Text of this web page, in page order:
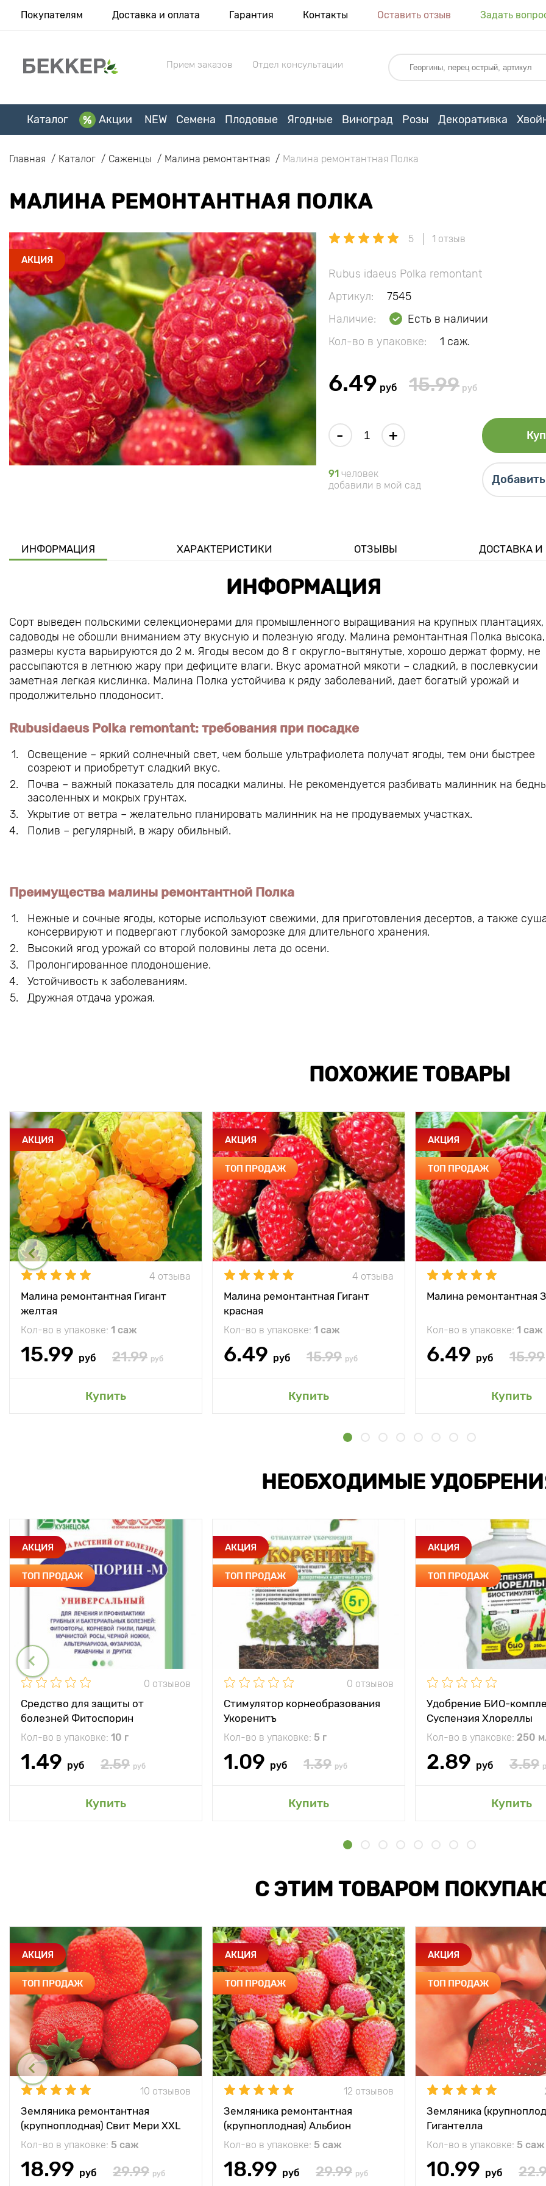
Покупателям Доставка и оплата Гарантия Контакты Оставить отзыв Задать
Прием заказов Отдел консультации
Каталог Акции NEW Семена Плодовые Ягодные Виноград Розы Декоративка
Главная Каталог Саженцы Малина ремонтантная Малина ремонтантная Полка
МАЛИНА РЕМОНТАНТНАЯ ПОЛКА
АКЦИЯ
5 1 отзыв
Rubus idaeus Polka remontant
Артикул:
7545
Наличие:
Есть в наличии
Кол-во в упаковке:
1 саж.
6.49 руб 15.99 руб
- +
91 человек
добавили в мой сад
ИНФОРМАЦИЯ ХАРАКТЕРИСТИКИ ОТЗЫВЫ ДОСТАВКА И
ИНФОРМАЦИЯ
Сорт выведен польскими селекционерами для промышленного выращивания на крупных
садоводы не обошли вниманием эту вкусную и полезную ягоду. Малина ремонтантная Полка высока,
размеры куста варьируются до 2 м. Ягоды весом до 8 г округло-вытянутые, хорошо держат форму, не
рассыпаются в летнюю жару при дефиците влаги. Вкус ароматной мякоти – сладкий, в послевкусии
заметная легкая кислинка. Малина Полка устойчива к ряду заболеваний, дает богатый урожай и
продолжительно плодоносит.
Rubusidaeus Polka remontant: требования при посадке
Освещение – яркий солнечный свет, чем больше ультрафиолета получат ягоды, тем они быстрее
созреют и приобретут сладкий вкус.
Почва – важный показатель для посадки малины. Не рекомендуется разбивать малинник на
засоленных и мокрых грунтах.
Укрытие от ветра – желательно планировать малинник на не продуваемых участках.
Полив – регулярный, в жару обильный.
Преимущества малины ремонтантной Полка
Нежные и сочные ягоды, которые используют свежими, для приготовления десертов, а также
консервируют и подвергают глубокой заморозке для длительного хранения.
Высокий ягод урожай со второй половины лета до осени.
Пролонгированное плодоношение.
Устойчивость к заболеваниям.
Дружная отдача урожая.
ПОХОЖИЕ ТОВАРЫ
АКЦИЯ
4 отзыва
Малина ремонтантная Гигант
желтая
Кол-во в упаковке: 1 саж
15.99 руб 21.99 руб
Купить
АКЦИЯ
ТОП ПРОДАЖ
4 отзыва
Малина ремонтантная Гигант
красная
Кол-во в упаковке: 1 саж
6.49 руб 15.99 руб
Купить
АКЦИЯ
ТОП ПРОДАЖ
Малина ремонтантная
Кол-во в упаковке: 1 саж
6.49 руб 15.99
Купить
НЕОБХОДИМЫЕ
АКЦИЯ
ТОП ПРОДАЖ
0 отзывов
Средство для защиты от
болезней Фитоспорин
Кол-во в упаковке: 10 г
1.49 руб 2.59 руб
Купить
АКЦИЯ
ТОП ПРОДАЖ
0 отзывов
Стимулятор корнеобразования
Укоренитъ
Кол-во в упаковке: 5 г
1.09 руб 1.39 руб
Купить
АКЦИЯ
ТОП ПРОДАЖ
Удобрение БИО-
Суспензия Хлореллы
Кол-во в упаковке: 250
2.89 руб 3.59
Купить
С ЭТИМ ТОВАРОМ
АКЦИЯ
ТОП ПРОДАЖ
10 отзывов
Земляника ремонтантная
(крупноплодная) Свит Мери XXL
Кол-во в упаковке: 5 саж
18.99 руб 29.99 руб
АКЦИЯ
ТОП ПРОДАЖ
12 отзывов
Земляника ремонтантная
(крупноплодная) Альбион
Кол-во в упаковке: 5 саж
18.99 руб 29.99 руб
АКЦИЯ
ТОП ПРОДАЖ
Земляника
Гигантелла
Кол-во в упаковке: 5 саж
10.99 руб